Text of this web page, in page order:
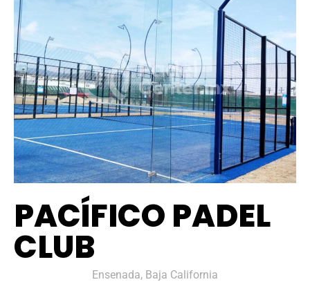
PACÍFICO PADEL
CLUB
Ensenada, Baja California